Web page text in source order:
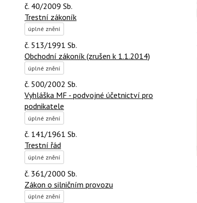
č. 40/2009 Sb.
Trestní zákoník
úplné znění
č. 513/1991 Sb.
Obchodní zákoník (zrušen k 1.1.2014)
úplné znění
č. 500/2002 Sb.
Vyhláška MF - podvojné účetnictví pro
podnikatele
úplné znění
č. 141/1961 Sb.
Trestní řád
úplné znění
č. 361/2000 Sb.
Zákon o silničním provozu
úplné znění